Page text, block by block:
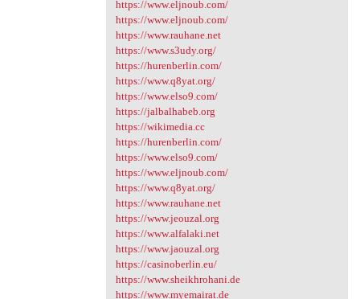
https://www.eljnoub.com/
https://www.eljnoub.com/
https://www.rauhane.net
https://www.s3udy.org/
https://hurenberlin.com/
https://www.q8yat.org/
https://www.elso9.com/
https://jalbalhabeb.org
https://wikimedia.cc
https://hurenberlin.com/
https://www.elso9.com/
https://www.eljnoub.com/
https://www.q8yat.org/
https://www.rauhane.net
https://www.jeouzal.org
https://www.alfalaki.net
https://www.jaouzal.org
https://casinoberlin.eu/
https://www.sheikhrohani.de
https://www.myemairat.de